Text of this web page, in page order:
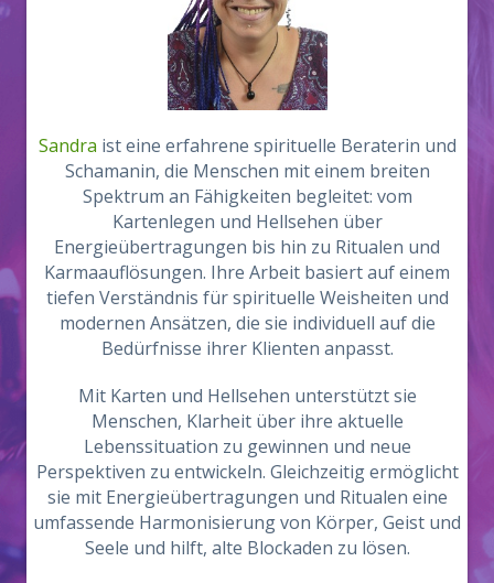
Sandra ist eine erfahrene spirituelle Beraterin und
Schamanin, die Menschen mit einem breiten
Spektrum an Fähigkeiten begleitet: vom
Kartenlegen und Hellsehen über
Energieübertragungen bis hin zu Ritualen und
Karmaauflösungen. Ihre Arbeit basiert auf einem
tiefen Verständnis für spirituelle Weisheiten und
modernen Ansätzen, die sie individuell auf die
Bedürfnisse ihrer Klienten anpasst.
Mit Karten und Hellsehen unterstützt sie
Menschen, Klarheit über ihre aktuelle
Lebenssituation zu gewinnen und neue
Perspektiven zu entwickeln. Gleichzeitig ermöglicht
sie mit Energieübertragungen und Ritualen eine
umfassende Harmonisierung von Körper, Geist und
Seele und hilft, alte Blockaden zu lösen.